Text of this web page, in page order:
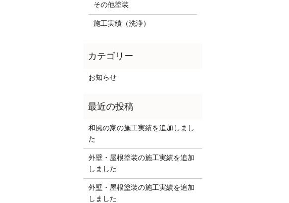
その他塗装
施工実績（洗浄）
お知らせ
和風の家の施工実績を追加しまし
た
外壁・屋根塗装の施工実績を追加
しました
外壁・屋根塗装の施工実績を追加
しました